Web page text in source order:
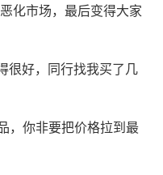
化市场，最后变得大家
很好，同行找我买了几
，你非要把价格拉到最